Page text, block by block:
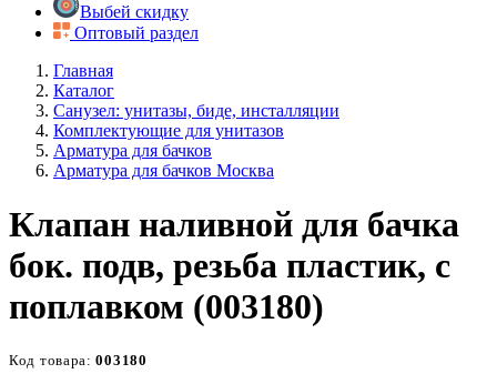
Выбей скидку
Оптовый раздел
Главная
Каталог
Санузел: унитазы, биде, инсталляции
Комплектующие для унитазов
Арматура для бачков
Арматура для бачков Москва
Клапан наливной для бачка
бок. подв, резьба пластик, с
поплавком (003180)
Код товара:003180